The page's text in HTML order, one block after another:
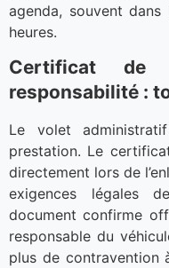
agenda, souvent
heures.
Certificat
responsabilité :
Le volet
prestation. Le
directement lors de
exigences légales
document confirme
responsable du
plus de contravention